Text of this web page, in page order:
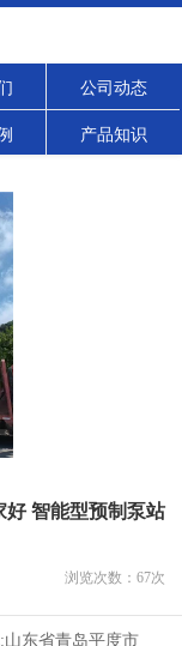
公司动态
产品知识
好 智能型预制泵站
浏览次数： 67次
山东省青岛平度市